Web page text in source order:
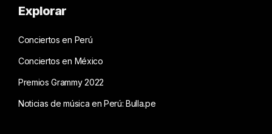
Explorar
Conciertos en Perú
Conciertos en México
Premios Grammy 2022
Noticias de música en Perú: Bulla.pe